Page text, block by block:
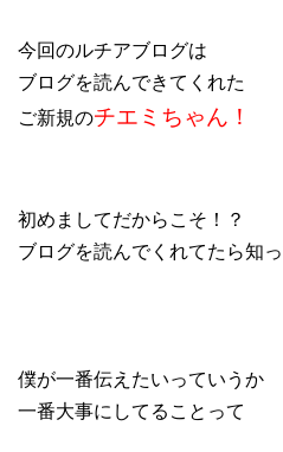
今回のルチアブログは
ブログを読んできてくれた
ご新規のチエミちゃん！
初めましてだからこそ！？
ブログを読んでくれてたら知
僕が一番伝えたいっていうか
一番大事にしてることって